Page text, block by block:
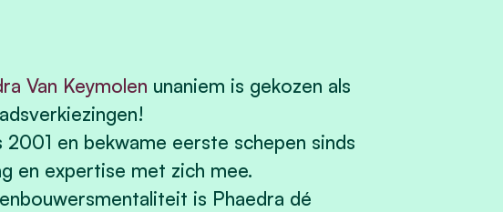
Van Keymolen unaniem is gekozen als
en bekwame eerste schepen sinds
en expertise met zich mee.
is Phaedra dé